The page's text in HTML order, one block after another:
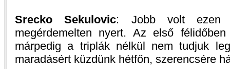
Srecko Sekulovic: Jobb volt ezen
megérdemelten nyert. Az első
márpedig a triplák nélkül nem tudjuk
maradásért küzdünk hétfőn, szerencsére